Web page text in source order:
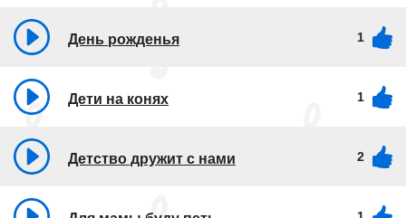
День рожденья 1
Дети на конях 1
Детство дружит с нами 2